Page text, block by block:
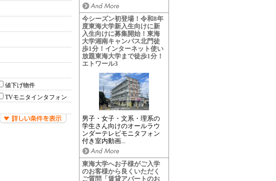
今シーズン初登場！令和8年
度東海大学新入生向けに新
入生向けに募集開始！東海
大学湘南キャンパス北門徒
歩1分！インターネット使い
放題東海大学まで徒歩1分！
エトワール3
男子・女子・文系・理系の
学生さん向けのオールラウ
ンダーテレビモニタフォン
付き室内動画...
東海大学へお子様がご入学
のお客様から良くいただく
ご質問「賃貸アパートのお
値下げ物件
TVモニタインタフォン